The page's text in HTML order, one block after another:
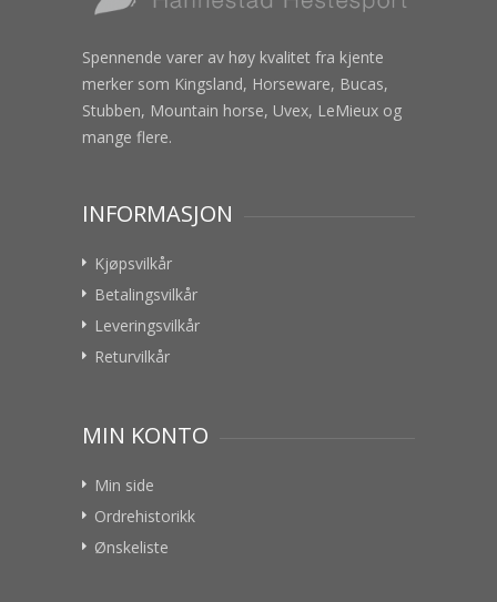
Spennende varer av høy kvalitet fra kjente
merker som Kingsland, Horseware, Bucas,
Stubben, Mountain horse, Uvex, LeMieux og
mange flere.
INFORMASJON
Kjøpsvilkår
Betalingsvilkår
Leveringsvilkår
Returvilkår
MIN KONTO
Min side
Ordrehistorikk
Ønskeliste